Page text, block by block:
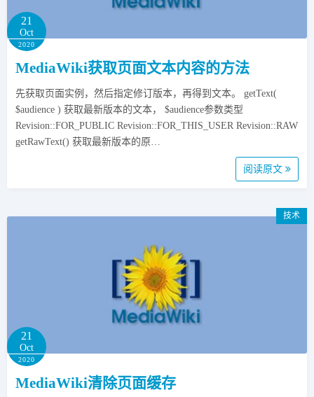
21
Oct
2020
MediaWiki获取页面文本内容的方法
先获取页面实例，然后指定修订版本，再得到文本。 getText(
$audience ) 获取最新版本的文本， $audience参数类型
Revision::FOR_PUBLIC Revision::FOR_THIS_USER Revision::RAW
getRawText() 获取最新版本的原…
阅读原文
技术
21
Oct
2020
MediaWiki清除页面缓存